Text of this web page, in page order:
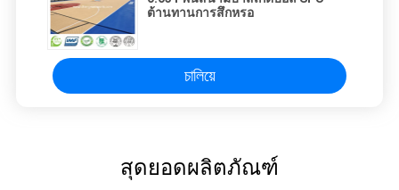
ต้านทานการสึกหรอ
চালিয়ে
สุดยอดผลิตภัณฑ์